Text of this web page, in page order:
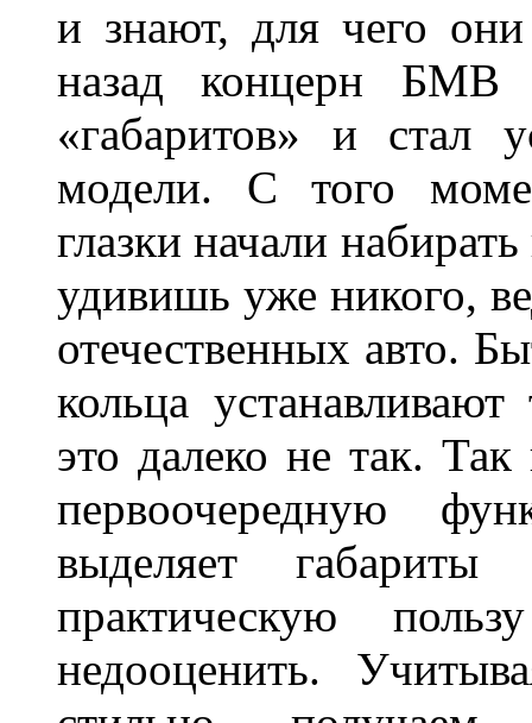
и знают, для чего
назад концерн БМВ
«габаритов» и стал
модели. С того
глазки начали
удивишь уже никого,
отечественных авто.
кольца
это далеко не так. Так
первоочередную
выделяет
практическую
недооценить.